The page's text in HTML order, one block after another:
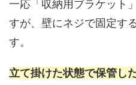
一応「収納用ブラケット
すが、壁にネジで固定す
す。
立て掛けた状態で保管し